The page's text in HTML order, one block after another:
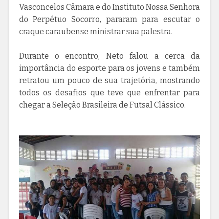
Vasconcelos Câmara e doInstituto Nossa Senhora
do Perpétuo Socorro, pararam para escutar o
craque caraubense ministrar sua palestra.
Durante o encontro, Neto falou a cerca da
importância do esporte para os jovens e também
retratou um pouco de sua trajetória, mostrando
todos os desafios que teve que enfrentar para
chegar a Seleção Brasileira de Futsal Clássico.